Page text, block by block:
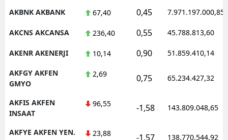
AKBNK AKBANK 67,40 0,45 7.971.197.000,85
AKCNS AKCANSA 236,40 0,55 45.788.813,60
AKENR AKENERJI 10,14 0,90 51.859.410,14
AKFGY AKFEN
GMYO
2,69 0,75 65.234.427,32
AKFIS AKFEN
INSAAT
96,55 -1,58 143.809.048,65
AKFYE AKFEN YEN.
23,88 -1,57 138.770.544,92